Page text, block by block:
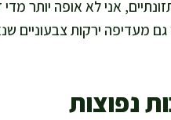
אני לא אופה יותר
גם מעדיפה ירקות
נפוצות